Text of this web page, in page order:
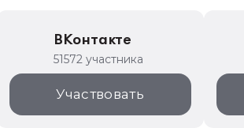
ВКонтакте
51572 участника
Участвовать